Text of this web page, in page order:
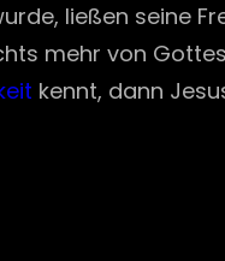
ließen seine
mehr von
kennt, dann